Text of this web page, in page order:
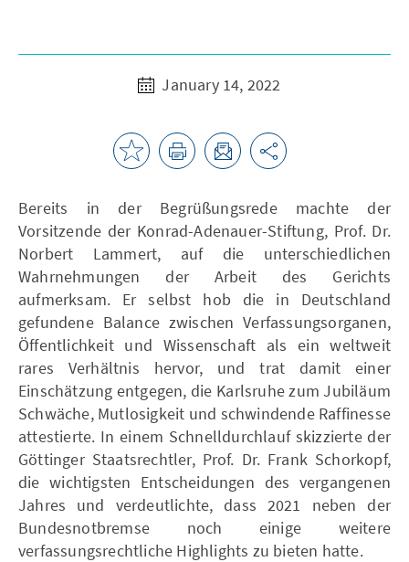
January 14, 2022
Bereits in der Begrüßungsrede machte der
Vorsitzende der Konrad-Adenauer-Stiftung, Prof. Dr.
Norbert Lammert, auf die unterschiedlichen
Wahrnehmungen der Arbeit des Gerichts
aufmerksam. Er selbst hob die in Deutschland
gefundene Balance zwischen Verfassungsorganen,
Öffentlichkeit und Wissenschaft als ein weltweit
rares Verhältnis hervor, und trat damit einer
Einschätzung entgegen, die Karlsruhe zum Jubiläum
Schwäche, Mutlosigkeit und schwindende Raffinesse
attestierte. In einem Schnelldurchlauf skizzierte der
Göttinger Staatsrechtler, Prof. Dr. Frank Schorkopf,
die wichtigsten Entscheidungen des vergangenen
Jahres und verdeutlichte, dass 2021 neben der
Bundesnotbremse noch einige weitere
verfassungsrechtliche Highlights zu bieten hatte.